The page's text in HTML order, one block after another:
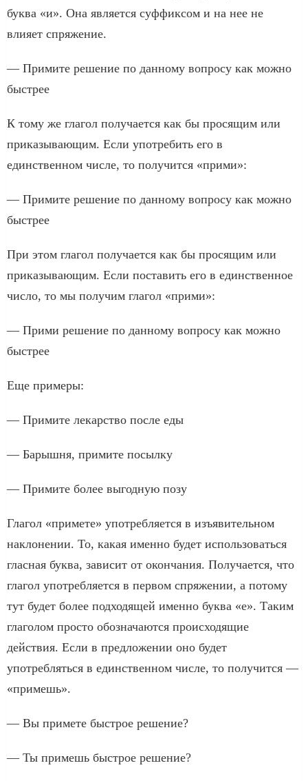
буква «и». Она является суффиксом и на нее не
влияет спряжение.
— Примите решение по данному вопросу как можно
быстрее
К тому же глагол получается как бы просящим или
приказывающим. Если употребить его в
единственном числе, то получится «прими»:
— Примите решение по данному вопросу как можно
быстрее
При этом глагол получается как бы просящим или
приказывающим. Если поставить его в единственное
число, то мы получим глагол «прими»:
— Прими решение по данному вопросу как можно
быстрее
Еще примеры:
— Примите лекарство после еды
— Барышня, примите посылку
— Примите более выгодную позу
Глагол «примете» употребляется в изъявительном
наклонении. То, какая именно будет использоваться
гласная буква, зависит от окончания. Получается, что
глагол употребляется в первом спряжении, а потому
тут будет более подходящей именно буква «е». Таким
глаголом просто обозначаются происходящие
действия. Если в предложении оно будет
употребляться в единственном числе, то получится —
«примешь».
— Вы примете быстрое решение?
— Ты примешь быстрое решение?